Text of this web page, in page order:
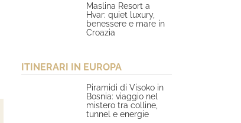
Maslina Resort a
Hvar: quiet luxury,
benessere e mare in
Croazia
ITINERARI IN EUROPA
Piramidi di Visoko in
Bosnia: viaggio nel
mistero tra colline,
tunnel e energie